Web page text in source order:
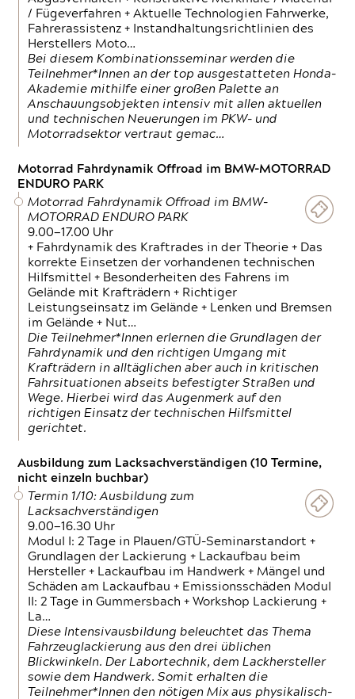
/ Fügeverfahren + Aktuelle Technologien Fahrwerke,
Fahrerassistenz + Instandhaltungsrichtlinien des
Herstellers Moto…
Bei diesem Kombinationsseminar werden die
Teilnehmer*Innen an der top ausgestatteten Honda-
Akademie mithilfe einer großen Palette an
Anschauungsobjekten intensiv mit allen aktuellen
und technischen Neuerungen im PKW- und
Motorradsektor vertraut gemac…
Motorrad Fahrdynamik Offroad im BMW-MOTORRAD
ENDURO PARK
Motorrad Fahrdynamik Offroad im BMW-
MOTORRAD ENDURO PARK
9.00—17.00 Uhr
+ Fahrdynamik des Kraftrades in der Theorie + Das
korrekte Einsetzen der vorhandenen technischen
Hilfsmittel + Besonderheiten des Fahrens im
Gelände mit Krafträdern + Richtiger
Leistungseinsatz im Gelände + Lenken und Bremsen
im Gelände + Nut…
Die Teilnehmer*Innen erlernen die Grundlagen der
Fahrdynamik und den richtigen Umgang mit
Krafträdern in alltäglichen aber auch in kritischen
Fahrsituationen abseits befestigter Straßen und
Wege. Hierbei wird das Augenmerk auf den
richtigen Einsatz der technischen Hilfsmittel
gerichtet.
Ausbildung zum Lacksachverständigen (10 Termine,
nicht einzeln buchbar)
Termin 1/10: Ausbildung zum
Lacksachverständigen
9.00—16.30 Uhr
Modul I: 2 Tage in Plauen/GTÜ-Seminarstandort +
Grundlagen der Lackierung + Lackaufbau beim
Hersteller + Lackaufbau im Handwerk + Mängel und
Schäden am Lackaufbau + Emissionsschäden Modul
II: 2 Tage in Gummersbach + Workshop Lackierung +
La…
Diese Intensivausbildung beleuchtet das Thema
Fahrzeuglackierung aus den drei üblichen
Blickwinkeln. Der Labortechnik, dem Lackhersteller
sowie dem Handwerk. Somit erhalten die
Teilnehmer*Innen den nötigen Mix aus physikalisch-